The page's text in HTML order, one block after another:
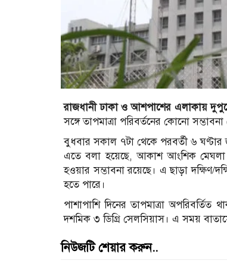
রাজধানী ঢাকা ও আশপাশের এলাকায়
সঙ্গে তাপমাত্রা পরিবর্তনের কোনো সম্ভাবনা
বুধবার সকাল ৭টা থেকে পরবর্তী ৬ ঘণ্টার
এতে বলা হয়েছে, আকাশ আংশিক মেঘলা
হওয়ার সম্ভাবনা রয়েছে। এ ছাড়া দক্ষিণ/
হতে পারে।
পাশাপাশি দিনের তাপমাত্রা
দশমিক ৩ ডিগ্রি সেলসিয়াস। এ সময়
নিউজটি শেয়ার করুন..